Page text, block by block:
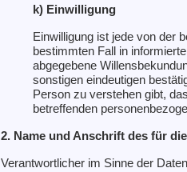
k) Einwilligung
Einwilligung ist jede von der
bestimmten Fall in
abgegebene
sonstigen eindeutigen
Person zu verstehen gibt,
betreffenden
2. Name und Anschrift des für
Verantwortlicher im Sinne der